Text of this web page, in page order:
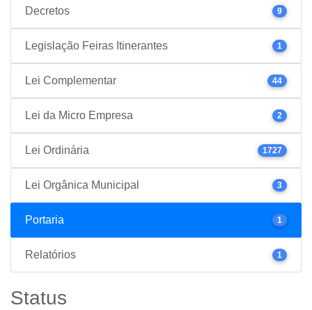
Decretos 9
Legislação Feiras Itinerantes 1
Lei Complementar 44
Lei da Micro Empresa 2
Lei Ordinária 1727
Lei Orgânica Municipal 3
Portaria 1
Relatórios 1
Status